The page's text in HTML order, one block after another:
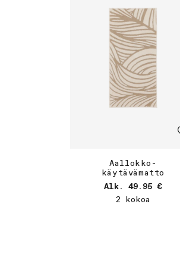
Aallokko-
käytävämatto
Normaalihinta
Alk. 49.95 €
2 kokoa